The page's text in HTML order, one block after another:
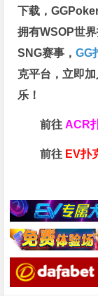
下载，
拥有WSOP世
SNG赛事，GG
克平台，立即
乐！
前往ACR
前往 EV扑